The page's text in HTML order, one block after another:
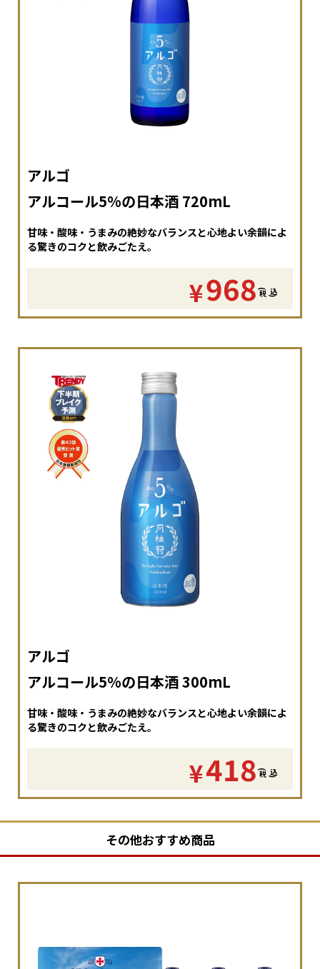
アルゴ
アルコール5%の日本酒 720mL
甘味・酸味・うまみの絶妙なバランスと心地よい余韻によ
る驚きのコクと飲みごたえ。
¥968 (
税
込 )
アルゴ
アルコール5%の日本酒 300mL
甘味・酸味・うまみの絶妙なバランスと心地よい余韻によ
る驚きのコクと飲みごたえ。
¥418 (
税
込 )
その他おすすめ商品